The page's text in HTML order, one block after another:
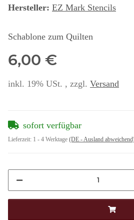
Hersteller: EZ Mark Stencils
Schablone zum Quilten
6,00 €
inkl. 19% USt. , zzgl. Versand
sofort verfügbar
Lieferzeit: 1 - 4 Werktage (DE - Ausland